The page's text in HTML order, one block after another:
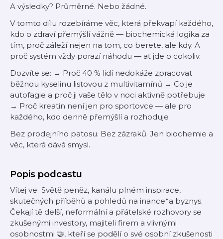
A výsledky? Průměrné. Nebo žádné.
V tomto dílu rozebíráme věc, která překvapí každého,
kdo o zdraví přemýšlí vážně — biochemická logika za
tím, proč záleží nejen na tom, co berete, ale kdy. A
proč systém vždy porazí náhodu — ať jde o cokoliv.
Dozvíte se: → Proč 40 % lidí nedokáže zpracovat
běžnou kyselinu listovou z multivitamínů → Co je
autofagie a proč ji vaše tělo v noci aktivně potřebuje
→ Proč kreatin není jen pro sportovce — ale pro
každého, kdo denně přemýšlí a rozhoduje
Bez prodejního patosu. Bez zázraků. Jen biochemie a
věc, která dává smysl.
Popis podcastu
Vítej ve Světě peněz, kanálu plném inspirace,
skutečných příběhů a pohledů na inance*a byznys.
Čekají tě delší, neformální a přátelské rozhovory se
zkušenými investory, majiteli firem a vlivnými
osobnostmi 🤝, kteří se podělí o své osobní zkušenosti